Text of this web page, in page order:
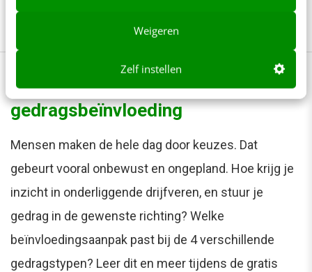
Weigeren
Zelf instellen
Bron header: Koshiro K / Shutterstock.com
Gratis webinar over
gedragsbeïnvloeding
Mensen maken de hele dag door keuzes. Dat
gebeurt vooral onbewust en ongepland. Hoe krijg je
inzicht in onderliggende drijfveren, en stuur je
gedrag in de gewenste richting? Welke
beïnvloedingsaanpak past bij de 4 verschillende
gedragstypen? Leer dit en meer tijdens de gratis